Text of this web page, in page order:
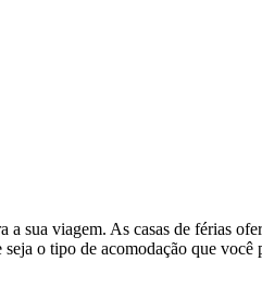
sua viagem. As casas de férias
o tipo de acomodação que